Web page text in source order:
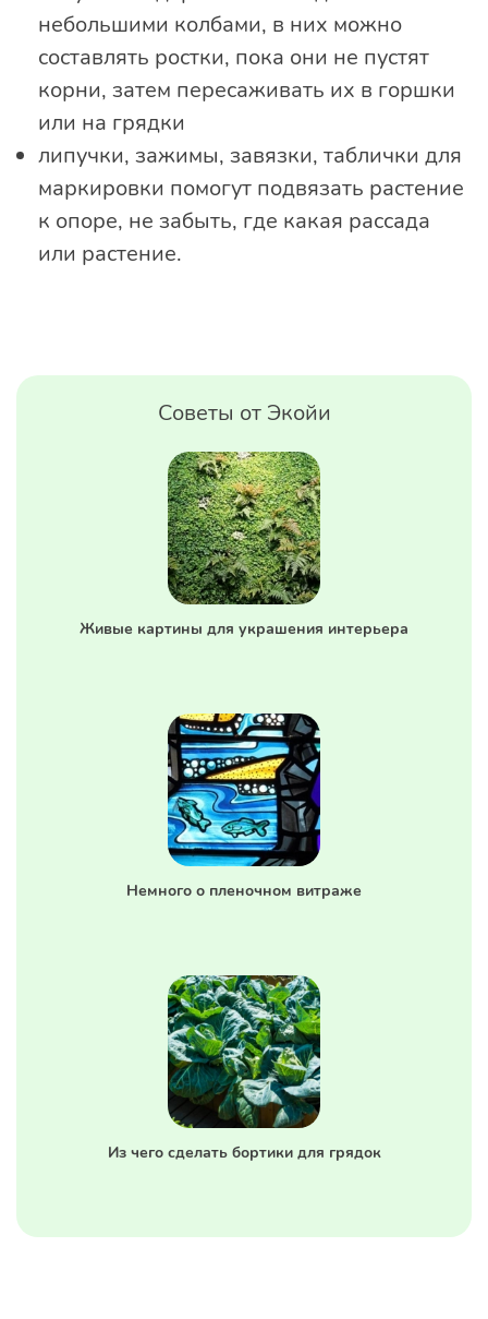
небольшими колбами, в них можно
составлять ростки, пока они не пустят
корни, затем пересаживать их в горшки
или на грядки
липучки, зажимы, завязки, таблички для
маркировки помогут подвязать растение
к опоре, не забыть, где какая рассада
или растение.
Советы от Экойи
Живые картины для украшения интерьера
Немного о пленочном витраже
Из чего сделать бортики для грядок